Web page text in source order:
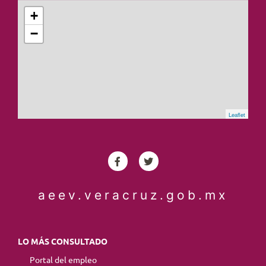
+
−
Leaflet
aeev.veracruz.gob.mx
LO MÁS CONSULTADO
Portal del empleo